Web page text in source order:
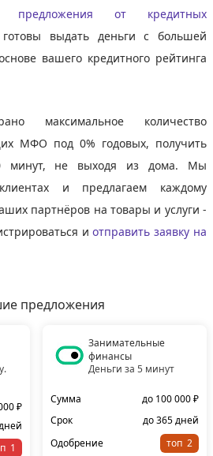
предложения от кредитных
выдать деньги с большей
вашего кредитного рейтинга
максимальное количество
МФО под 0% годовых, получить
минут, не выходя из дома. Мы
и предлагаем каждому
партнёров на товары и услуги -
иотправить заявку на
предложения
₽
Занимательные
финансы
Деньги за 5 минут
Сумма
до 100 000 ₽
Срок
до 365 дней
Одобрение
топ